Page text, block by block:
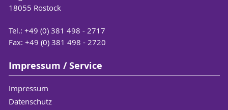
18055 Rostock
Tel.: +49 (0) 381 498 - 2717
Fax: +49 (0) 381 498 - 2720
Impressum / Service
Impressum
Datenschutz